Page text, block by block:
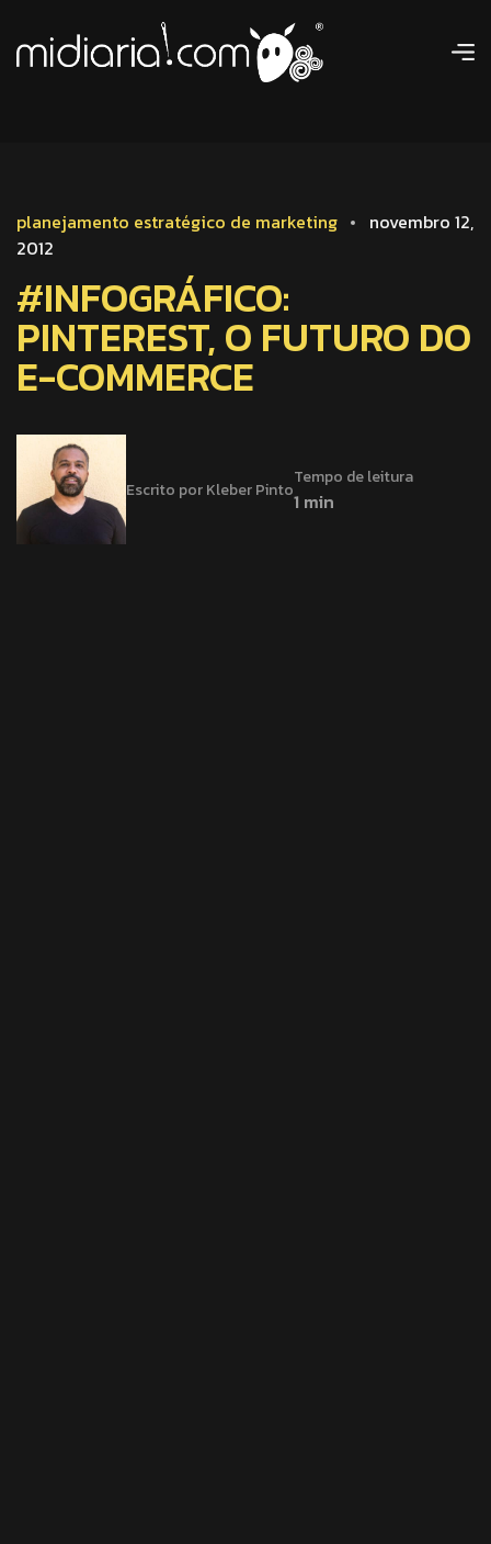
planejamento estratégico de marketing
novembro 12,
2012
#INFOGRÁFICO:
PINTEREST, O FUTURO DO
E-COMMERCE
Escrito por Kleber Pinto
Tempo de leitura
1 min